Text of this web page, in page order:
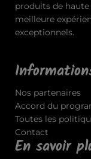
produits de
meilleure
exceptionnels.
Nos partenaires
Accord du
Toutes les
Contact
En savoir